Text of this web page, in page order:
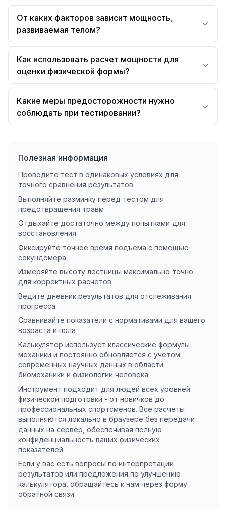
От каких факторов зависит мощность,
развиваемая телом?
Как использовать расчет мощности для
оценки физической формы?
Какие меры предосторожности нужно
соблюдать при тестировании?
Полезная информация
Проводите тест в одинаковых условиях для
точного сравнения результатов
Выполняйте разминку перед тестом для
предотвращения травм
Отдыхайте достаточно между попытками для
восстановления
Фиксируйте точное время подъема с помощью
секундомера
Измеряйте высоту лестницы максимально точно
для корректных расчетов
Ведите дневник результатов для отслеживания
прогресса
Сравнивайте показатели с нормативами для вашего
возраста и пола
Калькулятор использует классические формулы
механики и постоянно обновляется с учетом
современных научных данных в области
биомеханики и физиологии человека.
Инструмент подходит для людей всех уровней
физической подготовки - от новичков до
профессиональных спортсменов. Все расчеты
выполняются локально в браузере без передачи
данных на сервер, обеспечивая полную
конфиденциальность ваших физических
показателей.
Если у вас есть вопросы по интерпретации
результатов или предложения по улучшению
калькулятора, обращайтесь к нам через форму
обратной связи.